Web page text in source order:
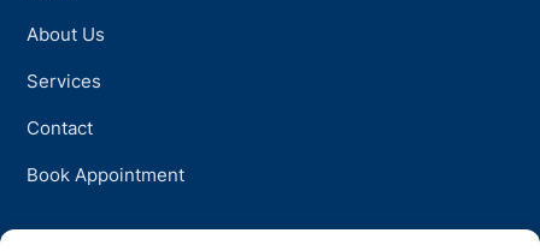
About Us
Services
Contact
Book Appointment